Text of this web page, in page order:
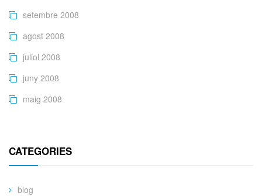
setembre 2008
agost 2008
juliol 2008
juny 2008
maig 2008
CATEGORIES
blog